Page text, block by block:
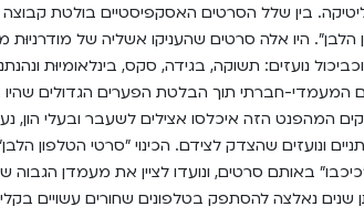
בין שלל הסרטים האסקפיסטיים בולטת קבוצה
הלבן". היו אלה סרטים שהעניקו אשליה של מודרניוּת
נועזים: תשוקה, בגידה, סקס, בינלאומיוּת
המעמדי-חברתי תוך הבלטת הפערים הגדולים שהיו
המהפנט הזה איכלסו אצילים לשעבר ובעלי הון,
ונועזים שהצדק לצידם. הכינוי "סרטי הטלפון
באותם סרטים, ונועדו לציין את מעמדן הגבוה
שנים נאלצה להסתפק בטלפונים שחורים עשויים